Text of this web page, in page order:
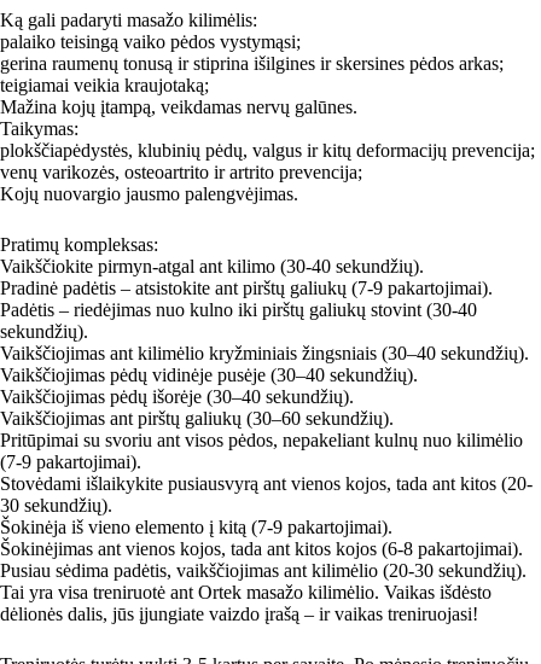
Ką gali padaryti masažo kilimėlis:
palaiko teisingą vaiko pėdos vystymąsi;
gerina raumenų tonusą ir stiprina išilgines ir skersines pėdos arkas;
teigiamai veikia kraujotaką;
Mažina kojų įtampą, veikdamas nervų galūnes.
Taikymas:
plokščiapėdystės, klubinių pėdų, valgus ir kitų deformacijų prevencija;
venų varikozės, osteoartrito ir artrito prevencija;
Kojų nuovargio jausmo palengvėjimas.
Pratimų kompleksas:
Vaikščiokite pirmyn-atgal ant kilimo (30-40 sekundžių).
Pradinė padėtis – atsistokite ant pirštų galiukų (7-9 pakartojimai).
Padėtis – riedėjimas nuo kulno iki pirštų galiukų stovint (30-40
sekundžių).
Vaikščiojimas ant kilimėlio kryžminiais žingsniais (30–40 sekundžių).
Vaikščiojimas pėdų vidinėje pusėje (30–40 sekundžių).
Vaikščiojimas pėdų išorėje (30–40 sekundžių).
Vaikščiojimas ant pirštų galiukų (30–60 sekundžių).
Pritūpimai su svoriu ant visos pėdos, nepakeliant kulnų nuo kilimėlio
(7-9 pakartojimai).
Stovėdami išlaikykite pusiausvyrą ant vienos kojos, tada ant kitos (20-
30 sekundžių).
Šokinėja iš vieno elemento į kitą (7-9 pakartojimai).
Šokinėjimas ant vienos kojos, tada ant kitos kojos (6-8 pakartojimai).
Pusiau sėdima padėtis, vaikščiojimas ant kilimėlio (20-30 sekundžių).
Tai yra visa treniruotė ant Ortek masažo kilimėlio. Vaikas išdėsto
dėlionės dalis, jūs įjungiate vaizdo įrašą – ir vaikas treniruojasi!